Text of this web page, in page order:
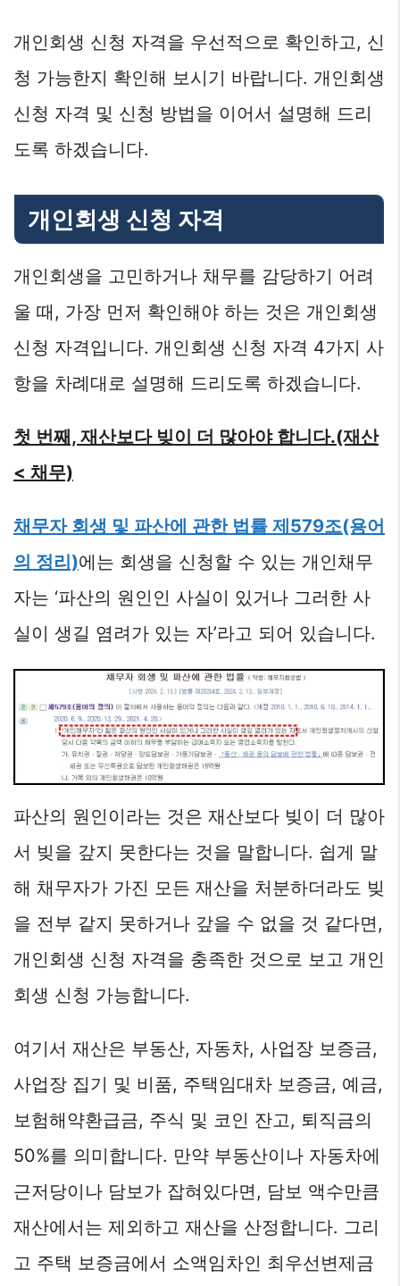
개인회생 신청 자격을 우선적으로 확인하고, 신
청 가능한지 확인해 보시기 바랍니다. 개인회생
신청 자격 및 신청 방법을 이어서 설명해 드리
도록 하겠습니다.
개인회생 신청 자격
개인회생을 고민하거나 채무를 감당하기 어려
울 때, 가장 먼저 확인해야 하는 것은 개인회생
신청 자격입니다. 개인회생 신청 자격 4가지 사
항을 차례대로 설명해 드리도록 하겠습니다.
첫 번째, 재산보다 빚이 더 많아야 합니다.(재산
< 채무)
채무자 회생 및 파산에 관한 법률 제579조(용어
의 정리)에는 회생을 신청할 수 있는 개인채무
자는 ‘파산의 원인인 사실이 있거나 그러한 사
실이 생길 염려가 있는 자’라고 되어 있습니다.
파산의 원인이라는 것은 재산보다 빚이 더 많아
서 빚을 갚지 못한다는 것을 말합니다. 쉽게 말
해 채무자가 가진 모든 재산을 처분하더라도 빚
을 전부 같지 못하거나 갚을 수 없을 것 같다면,
개인회생 신청 자격을 충족한 것으로 보고 개인
회생 신청 가능합니다.
여기서 재산은 부동산, 자동차, 사업장 보증금,
사업장 집기 및 비품, 주택임대차 보증금, 예금,
보험해약환급금, 주식 및 코인 잔고, 퇴직금의
50%를 의미합니다. 만약 부동산이나 자동차에
근저당이나 담보가 잡혀있다면, 담보 액수만큼
재산에서는 제외하고 재산을 산정합니다. 그리
고 주택 보증금에서 소액임차인 최우선변제금